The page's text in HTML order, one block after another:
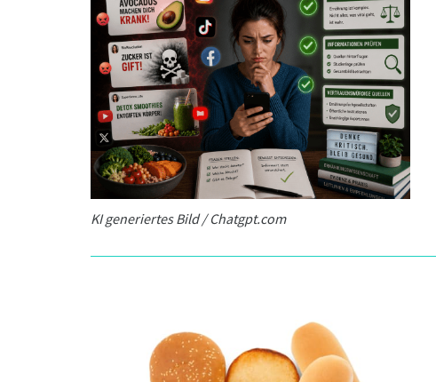
KI generiertes Bild / Chatgpt.com